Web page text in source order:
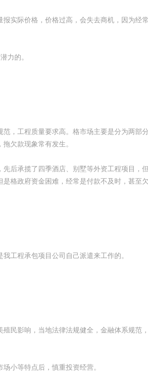
实际价格，价格过高，会失去商机，因为经
力的。
，工程质量要求高。格市场主要是分为两部
欠款现象常有发生。
后承揽了四季酒店、别墅等外资工程项目，
格政府资金困难，经常是付款不及时，甚至
工程承包项目公司自己派遣来工作的。
民影响，当地法律法规健全，金融体系规范
小等特点后，慎重投资经营。